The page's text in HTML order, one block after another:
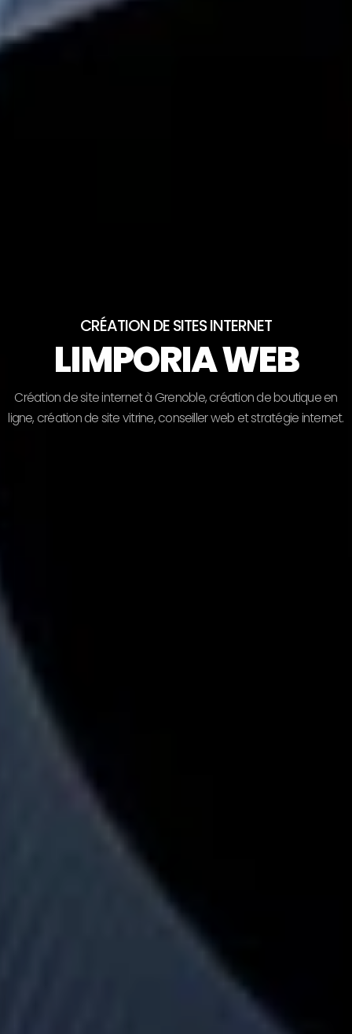
CRÉATION DE SITES INTERNET
LIMPORIA WEB
Créationdesiteinternetà Grenoble,créationdeboutiqueen
ligne, créationdesitevitrine, conseillerweb etstratégieinternet.